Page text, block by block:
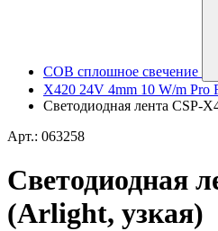
COB сплошное свечение
X420 24V 4mm 10 W/m Pro
Светодиодная лента CSP-
Арт.: 063258
Светодиодная
(Arlight, узкая)